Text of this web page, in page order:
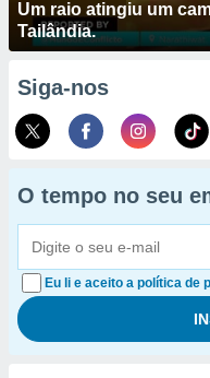
Um raio atingiu um
Tailândia.
Siga-nos
O tempo no seu
Eu li e aceito a política de